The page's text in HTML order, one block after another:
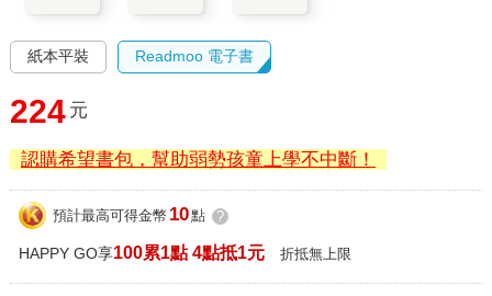
紙本平裝 Readmoo 電子書
224 元
認購希望書包，幫助弱勢孩童上學不中斷！
預計最高可得金幣 10點 ?
HAPPY GO享100累1點 4點抵1元 折抵無上限